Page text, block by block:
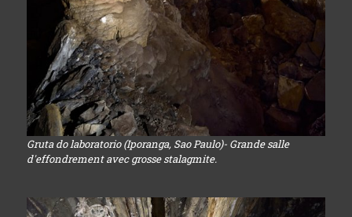
Gruta do laboratorio (Iporanga, Sao Paulo)- Grande salle
d'effondrement avec grosse stalagmite.